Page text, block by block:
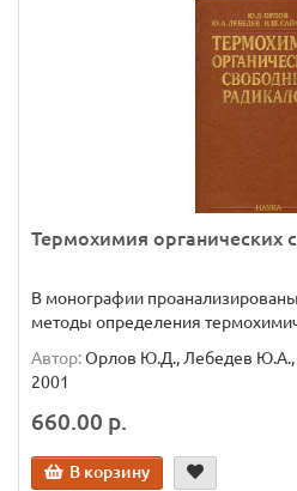
Термохимия органических
В монографии
методы определения
Автор:Орлов Ю.Д., Лебедев
2001
660.00 р.
В корзину